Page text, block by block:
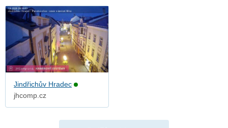
Jindřichův Hradec
jhcomp.cz